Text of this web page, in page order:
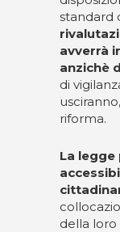
standard
avverrà
anzichè
di
riforma.
La
della loro